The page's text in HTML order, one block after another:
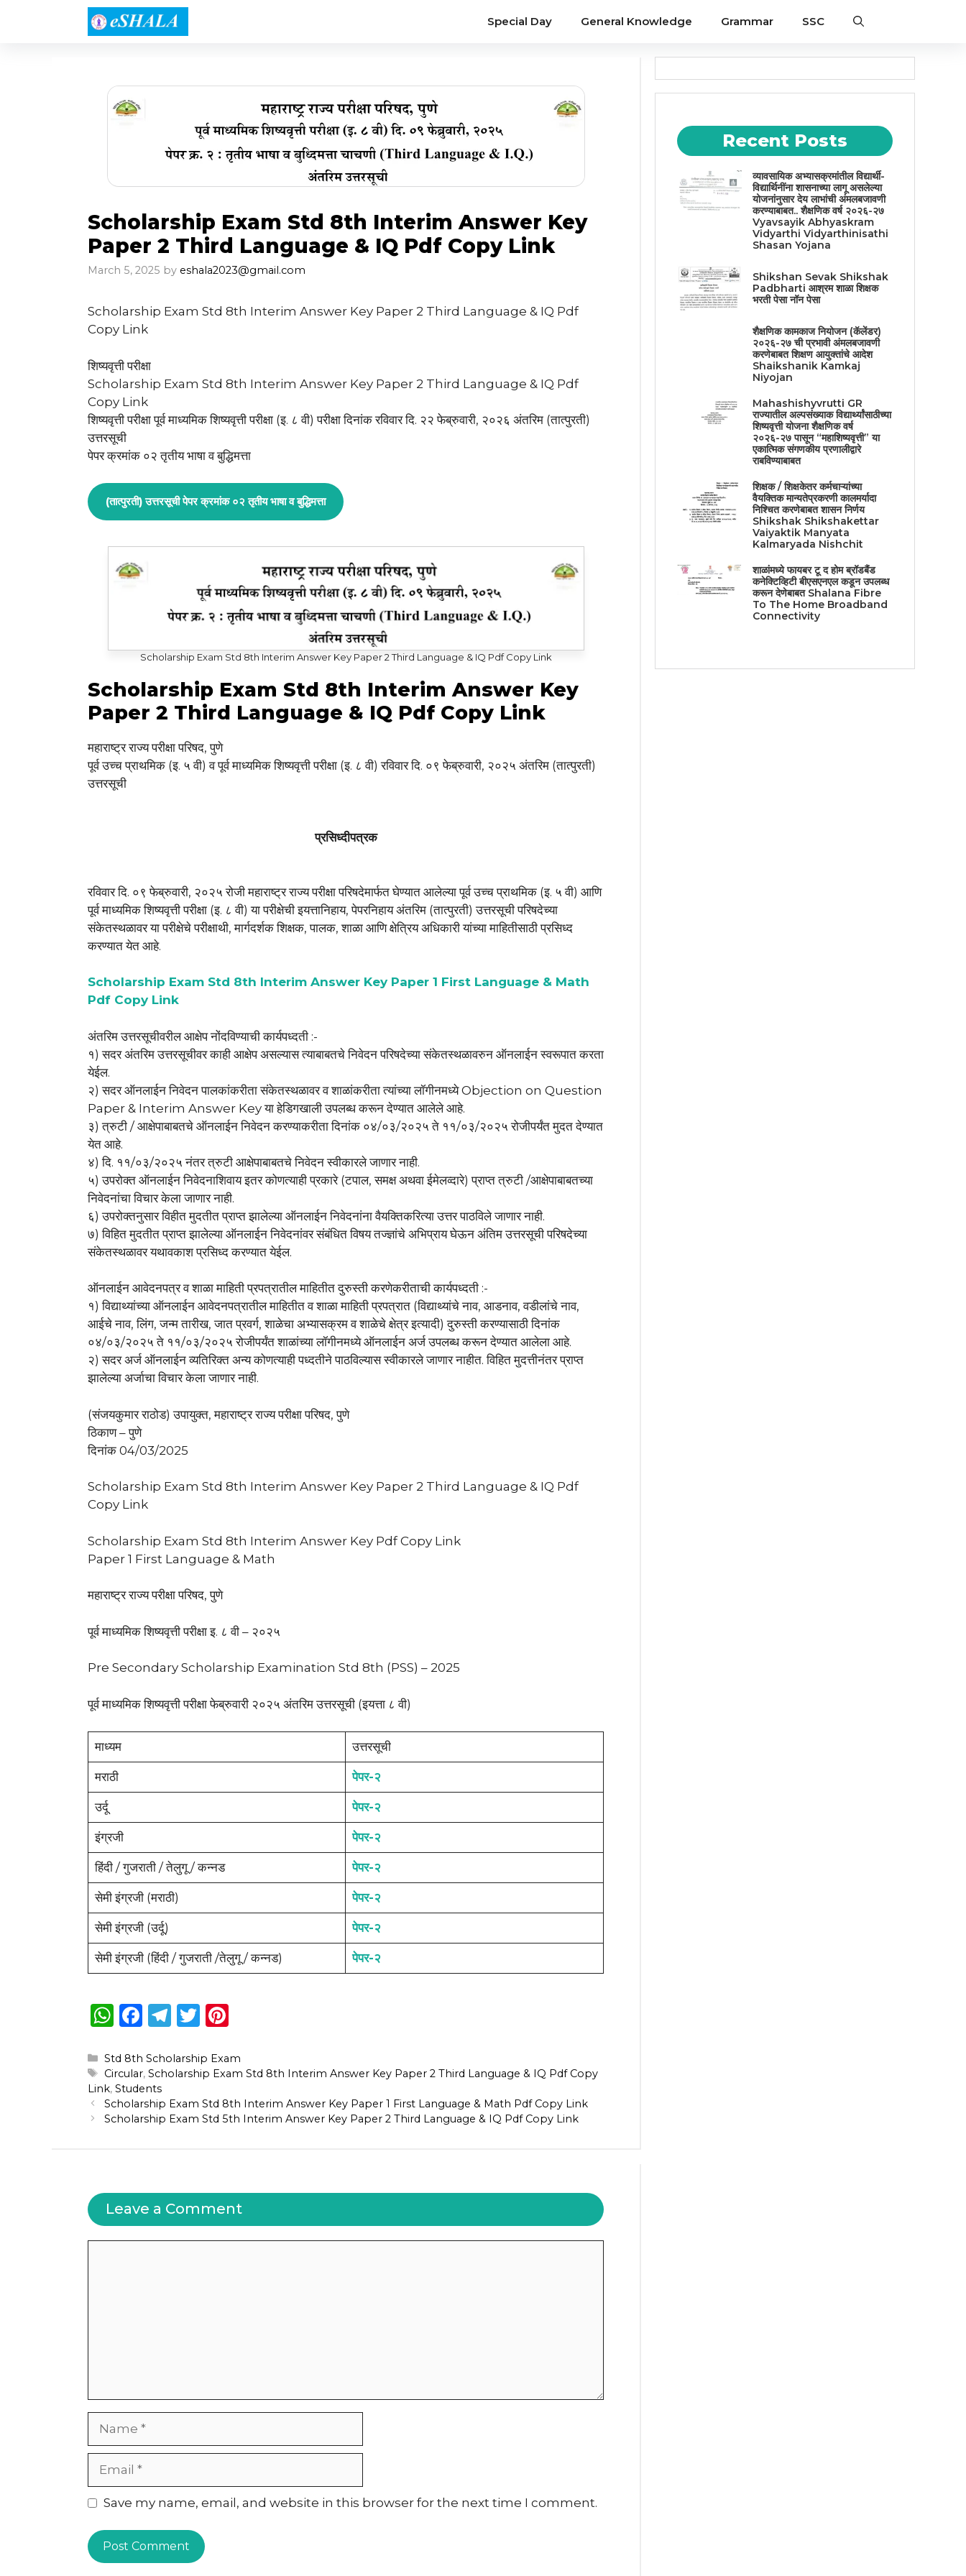
Special Day General Knowledge Grammar SSC
Scholarship Exam Std 8th Interim Answer Key
Paper 2 Third Language & IQ Pdf Copy Link
March 5, 2025 by eshala2023@gmail.com
Scholarship Exam Std 8th Interim Answer Key Paper 2 Third Language & IQ Pdf
Copy Link
शिष्यवृत्ती परीक्षा
Scholarship Exam Std 8th Interim Answer Key Paper 2 Third Language & IQ Pdf
Copy Link
शिष्यवृत्ती परीक्षा पूर्व माध्यमिक शिष्यवृत्ती परीक्षा (इ. ८ वी) परीक्षा दिनांक रविवार दि. २२ फेब्रुवारी, २०२६ अंतरिम (तात्पुरती)
उत्तरसूची
पेपर क्रमांक ०२ तृतीय भाषा व बुद्धिमत्ता
(तात्पुरती) उत्तरसूची पेपर क्रमांक ०२ तृतीय भाषा व बुद्धिमत्ता
Scholarship Exam Std 8th Interim Answer Key Paper 2 Third Language & IQ Pdf Copy Link
Scholarship Exam Std 8th Interim Answer Key
Paper 2 Third Language & IQ Pdf Copy Link
महाराष्ट्र राज्य परीक्षा परिषद, पुणे
पूर्व उच्च प्राथमिक (इ. ५ वी) व पूर्व माध्यमिक शिष्यवृत्ती परीक्षा (इ. ८ वी) रविवार दि. ०९ फेब्रुवारी, २०२५ अंतरिम (तात्पुरती)
उत्तरसूची
प्रसिध्दीपत्रक
रविवार दि. ०९ फेब्रुवारी, २०२५ रोजी महाराष्ट्र राज्य परीक्षा परिषदेमार्फत घेण्यात आलेल्या पूर्व उच्च प्राथमिक (इ. ५ वी) आणि
पूर्व माध्यमिक शिष्यवृत्ती परीक्षा (इ. ८ वी) या परीक्षेची इयत्तानिहाय, पेपरनिहाय अंतरिम (तात्पुरती) उत्तरसूची परिषदेच्या
संकेतस्थळावर या परीक्षेचे परीक्षाथी, मार्गदर्शक शिक्षक, पालक, शाळा आणि क्षेत्रिय अधिकारी यांच्या माहितीसाठी प्रसिध्द
करण्यात येत आहे.
Scholarship Exam Std 8th Interim Answer Key Paper 1 First Language & Math
Pdf Copy Link
अंतरिम उत्तरसूचीवरील आक्षेप नोंदविण्याची कार्यपध्दती :-
१) सदर अंतरिम उत्तरसूचीवर काही आक्षेप असल्यास त्याबाबतचे निवेदन परिषदेच्या संकेतस्थळावरुन ऑनलाईन स्वरूपात करता
येईल.
२) सदर ऑनलाईन निवेदन पालकांकरीता संकेतस्थळावर व शाळांकरीता त्यांच्या लॉगीनमध्ये Objection on Question
Paper & Interim Answer Key या हेडिगखाली उपलब्ध करून देण्यात आलेले आहे.
३) त्रुटी / आक्षेपाबाबतचे ऑनलाईन निवेदन करण्याकरीता दिनांक ०४/०३/२०२५ ते ११/०३/२०२५ रोजीपर्यंत मुदत देण्यात
येत आहे.
४) दि. ११/०३/२०२५ नंतर त्रुटी आक्षेपाबाबतचे निवेदन स्वीकारले जाणार नाही.
५) उपरोक्त ऑनलाईन निवेदनाशिवाय इतर कोणत्याही प्रकारे (टपाल, समक्ष अथवा ईमेलव्दारे) प्राप्त त्रुटी /आक्षेपाबाबतच्या
निवेदनांचा विचार केला जाणार नाही.
६) उपरोक्तनुसार विहीत मुदतीत प्राप्त झालेल्या ऑनलाईन निवेदनांना वैयक्तिकरित्या उत्तर पाठविले जाणार नाही.
७) विहित मुदतीत प्राप्त झालेल्या ऑनलाईन निवेदनांवर संबंधित विषय तज्ज्ञांचे अभिप्राय घेऊन अंतिम उत्तरसूची परिषदेच्या
संकेतस्थळावर यथावकाश प्रसिध्द करण्यात येईल.
ऑनलाईन आवेदनपत्र व शाळा माहिती प्रपत्रातील माहितीत दुरुस्ती करणेकरीताची कार्यपध्दती :-
१) विद्याथ्यांच्या ऑनलाईन आवेदनपत्रातील माहितीत व शाळा माहिती प्रपत्रात (विद्याथ्यांचे नाव, आडनाव, वडीलांचे नाव,
आईचे नाव, लिंग, जन्म तारीख, जात प्रवर्ग, शाळेचा अभ्यासक्रम व शाळेचे क्षेत्र इत्यादी) दुरुस्ती करण्यासाठी दिनांक
०४/०३/२०२५ ते ११/०३/२०२५ रोजीपर्यंत शाळांच्या लॉगीनमध्ये ऑनलाईन अर्ज उपलब्ध करून देण्यात आलेला आहे.
२) सदर अर्ज ऑनलाईन व्यतिरिक्त अन्य कोणत्याही पध्दतीने पाठविल्यास स्वीकारले जाणार नाहीत. विहित मुदत्तीनंतर प्राप्त
झालेल्या अर्जाचा विचार केला जाणार नाही.
(संजयकुमार राठोड) उपायुक्त, महाराष्ट्र राज्य परीक्षा परिषद, पुणे
ठिकाण – पुणे
दिनांक 04/03/2025
Scholarship Exam Std 8th Interim Answer Key Paper 2 Third Language & IQ Pdf
Copy Link
Scholarship Exam Std 8th Interim Answer Key Pdf Copy Link
Paper 1 First Language & Math
महाराष्ट्र राज्य परीक्षा परिषद, पुणे
पूर्व माध्यमिक शिष्यवृत्ती परीक्षा इ. ८ वी – २०२५
Pre Secondary Scholarship Examination Std 8th (PSS) – 2025
पूर्व माध्यमिक शिष्यवृत्ती परीक्षा फेब्रुवारी २०२५ अंतरिम उत्तरसूची (इयत्ता ८ वी)
माध्यम उत्तरसूची
मराठी पेपर-२
उर्दू पेपर-२
इंग्रजी पेपर-२
हिंदी / गुजराती / तेलुगू / कन्नड पेपर-२
सेमी इंग्रजी (मराठी) पेपर-२
सेमी इंग्रजी (उर्दू) पेपर-२
सेमी इंग्रजी (हिंदी / गुजराती /तेलुगू / कन्नड) पेपर-२
W
a
ts
A
p
F
c
e
b
o
T
e
g
ra
m
T
it
te
r
te
re
st
Categories
Std 8th Scholarship Exam
Tags
Circular,Scholarship Exam Std 8th Interim Answer Key Paper 2 Third Language & IQ Pdf Copy
Link, Students
Scholarship Exam Std 8th Interim Answer Key Paper 1 First Language & Math Pdf Copy Link
Scholarship Exam Std 5th Interim Answer Key Paper 2 Third Language & IQ Pdf Copy Link
Leave a Comment
Website
Save my name, email, and website in this browser for the next time I comment.
Recent Posts
व्यावसायिक अभ्यासक्रमांतील विद्यार्थी-
विद्यार्थिनींना शासनाच्या लागू असलेल्या
योजनांनुसार देय लाभांची अंमलबजावणी
करण्याबाबत.. शैक्षणिक वर्ष २०२६-२७
Vyavsayik Abhyaskram
Vidyarthi Vidyarthinisathi
Shasan Yojana
Shikshan Sevak Shikshak
Padbharti आश्रम शाळा शिक्षक
भरती पेसा नॉन पेसा
शैक्षणिक कामकाज नियोजन (कॅलेंडर)
२०२६-२७ ची प्रभावी अंमलबजावणी
करणेबाबत शिक्षण आयुक्तांचे आदेश
Shaikshanik Kamkaj
Niyojan
Mahashishyvrutti GR
राज्यातील अल्पसंख्याक विद्यार्थ्यांसाठीच्या
शिष्यवृत्ती योजना शैक्षणिक वर्ष
२०२६-२७ पासून “महाशिष्यवृत्ती” या
एकात्मिक संगणकीय प्रणालीद्वारे
राबविण्याबाबत
शिक्षक / शिक्षकेतर कर्मचाऱ्यांच्या
वैयक्तिक मान्यतेप्रकरणी कालमर्यादा
निश्चित करणेबाबत शासन निर्णय
Shikshak Shikshakettar
Vaiyaktik Manyata
Kalmaryada Nishchit
शाळांमध्ये फायबर टू द होम ब्रॉडबैंड
कनेक्टिव्हिटी बीएसएनएल कडून उपलब्ध
करून देणेबाबत Shalana Fibre
To The Home Broadband
Connectivity